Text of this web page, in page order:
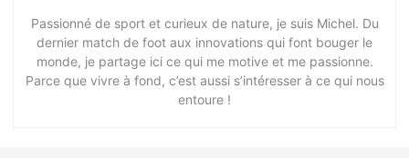
Passionné de sport et curieux de nature, je suis Michel. Du
dernier match de foot aux innovations qui font bouger le
monde, je partage ici ce qui me motive et me passionne.
Parce que vivre à fond, c’est aussi s’intéresser à ce qui nous
entoure !